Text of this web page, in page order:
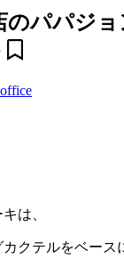
は、
クテルをベース